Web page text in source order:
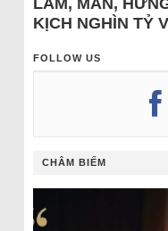
LÂM, MẪN,
KỊCH NGHÌN TỶ
FOLLOW US
CHÂM BIẾM